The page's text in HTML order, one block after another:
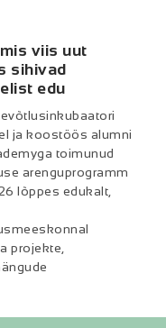
viis uut
sihivad
edu
ja koostöös alumni
toimunud
arenguprogramm
lõppes edukalt,
projekte,